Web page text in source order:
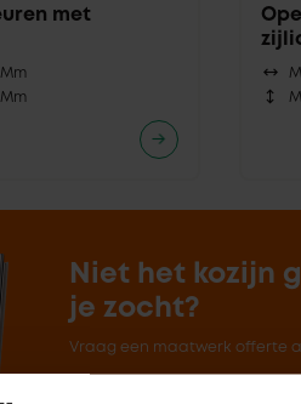
met
Niet het kozijn
je zocht?
Vraag een maatwerk offerte